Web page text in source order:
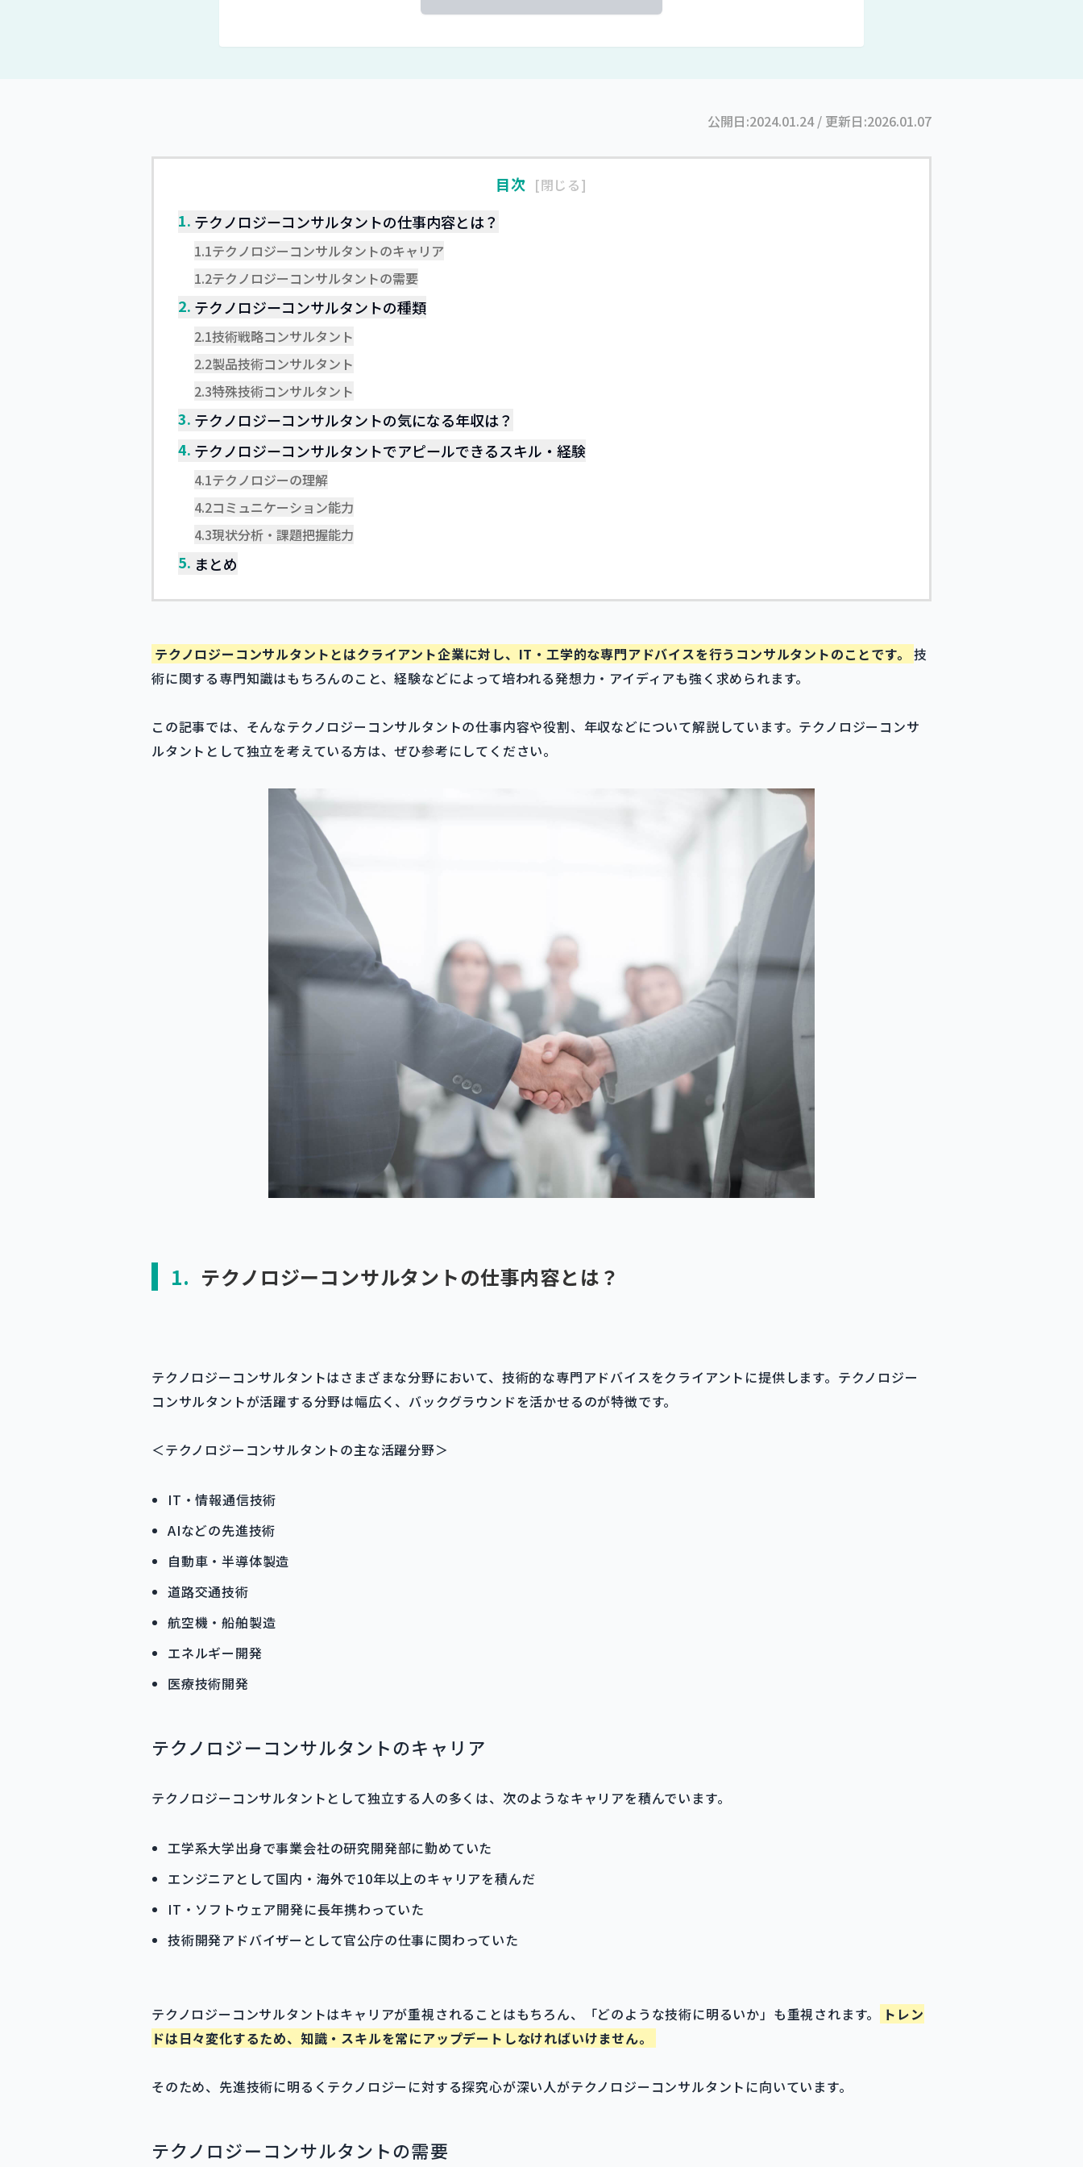
公開日:2024.01.24/ 更新日:2026.01.07
目次 閉じる
1. テクノロジーコンサルタントの仕事内容とは？
1.1テクノロジーコンサルタントのキャリア
1.2テクノロジーコンサルタントの需要
2. テクノロジーコンサルタントの種類
2.1技術戦略コンサルタント
2.2製品技術コンサルタント
2.3特殊技術コンサルタント
3. テクノロジーコンサルタントの気になる年収は？
4. テクノロジーコンサルタントでアピールできるスキル・経験
4.1テクノロジーの理解
4.2コミュニケーション能力
4.3現状分析・課題把握能力
5. まとめ
テクノロジーコンサルタントとはクライアント企業に対し、IT・工学的な専門アドバイスを行うコンサルタントのことです。
技
術に関する専門知識はもちろんのこと、経験などによって培われる発想力・アイディアも強く求められます。
この記事では、そんなテクノロジーコンサルタントの仕事内容や役割、年収などについて解説しています。テクノロジーコンサ
ルタントとして独立を考えている方は、ぜひ参考にしてください。
1. テクノロジーコンサルタントの仕事内容とは？
テクノロジーコンサルタントはさまざまな分野において、技術的な専門アドバイスをクライアントに提供します。テクノロジー
コンサルタントが活躍する分野は幅広く、バックグラウンドを活かせるのが特徴です。
＜テクノロジーコンサルタントの主な活躍分野＞
IT・情報通信技術
AIなどの先進技術
自動車・半導体製造
道路交通技術
航空機・船舶製造
エネルギー開発
医療技術開発
テクノロジーコンサルタントのキャリア
テクノロジーコンサルタントとして独立する人の多くは、次のようなキャリアを積んでいます。
工学系大学出身で事業会社の研究開発部に勤めていた
エンジニアとして国内・海外で10年以上のキャリアを積んだ
IT・ソフトウェア開発に長年携わっていた
技術開発アドバイザーとして官公庁の仕事に関わっていた
テクノロジーコンサルタントはキャリアが重視されることはもちろん、「どのような技術に明るいか」も重視されます。
トレン
ドは日々変化するため、知識・スキルを常にアップデートしなければいけません。
そのため、先進技術に明るくテクノロジーに対する探究心が深い人がテクノロジーコンサルタントに向いています。
テクノロジーコンサルタントの需要